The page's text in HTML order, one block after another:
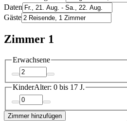
Daten
Gäste
Zimmer 1
Erwachsene
KinderAlter: 0 bis 17 J.
Zimmer hinzufügen